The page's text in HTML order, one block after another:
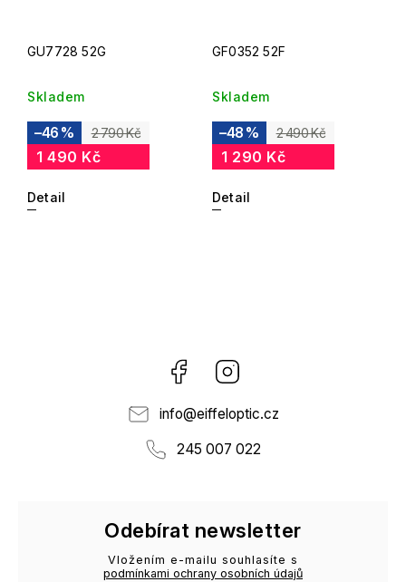
GU7728 52G
Skladem
2 790 Kč
–46 %
1 490 Kč
Detail
GF0352 52F
Skladem
2 490 Kč
–48 %
1 290 Kč
Detail
Facebook
info@eiffeloptic.cz
245 007 022
Odebírat newsletter
Vložením e-mailu souhlasíte s
podmínkami ochrany osobních údajů